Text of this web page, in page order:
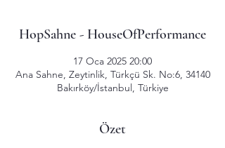
HopSahne - HouseOfPerformance
17 Oca 2025 20:00
Ana Sahne, Zeytinlik, Türkçü Sk. No:6, 34140
Bakırköy/İstanbul, Türkiye
Özet